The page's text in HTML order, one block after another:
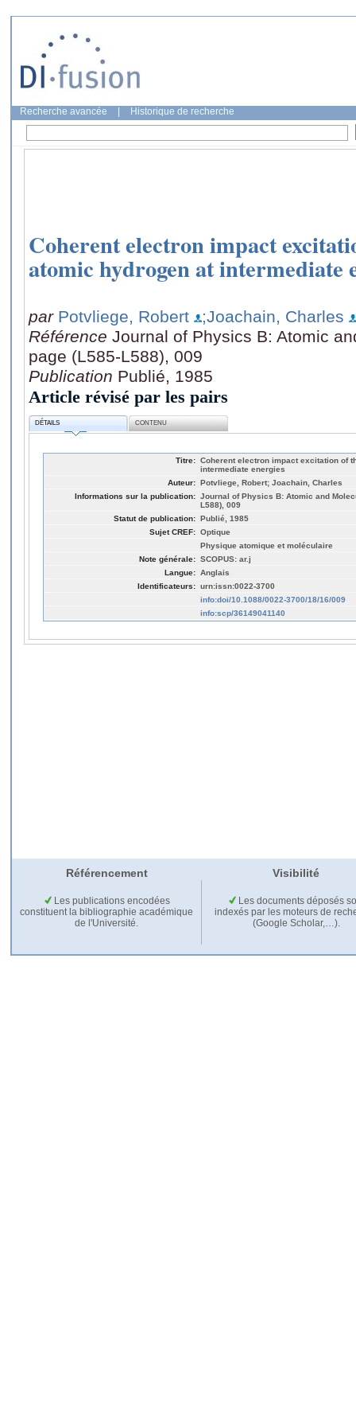
Recherche avancée Historique de recherche
Coherent electron impact
atomic hydrogen at intermediate
par Potvliege, Robert
;Joachain, Charles
Référence Journal of Physics B: Atomic
page (L585-L588), 009
Publication Publié, 1985
Article révisé par les pairs
DÉTAILS CONTENU
Titre: Coherent electron impact excitation of
intermediate energies
Auteur: Potvliege, Robert; Joachain, Charles
Informations sur la publication: Journal of Physics B: Atomic and
L588), 009
Statut de publication: Publié, 1985
Sujet CREF: Optique
Physique atomique et moléculaire
Note générale: SCOPUS: ar.j
Langue: Anglais
Identificateurs: urn:issn:0022-3700
info:doi/10.1088/0022-3700/18/16/009
info:scp/36149041140
Référencement Visibilité
Les publications encodées
constituent la bibliographie académique
de l'Université.
Les documents déposés
indexés par les moteurs de
(Google Scholar,…).